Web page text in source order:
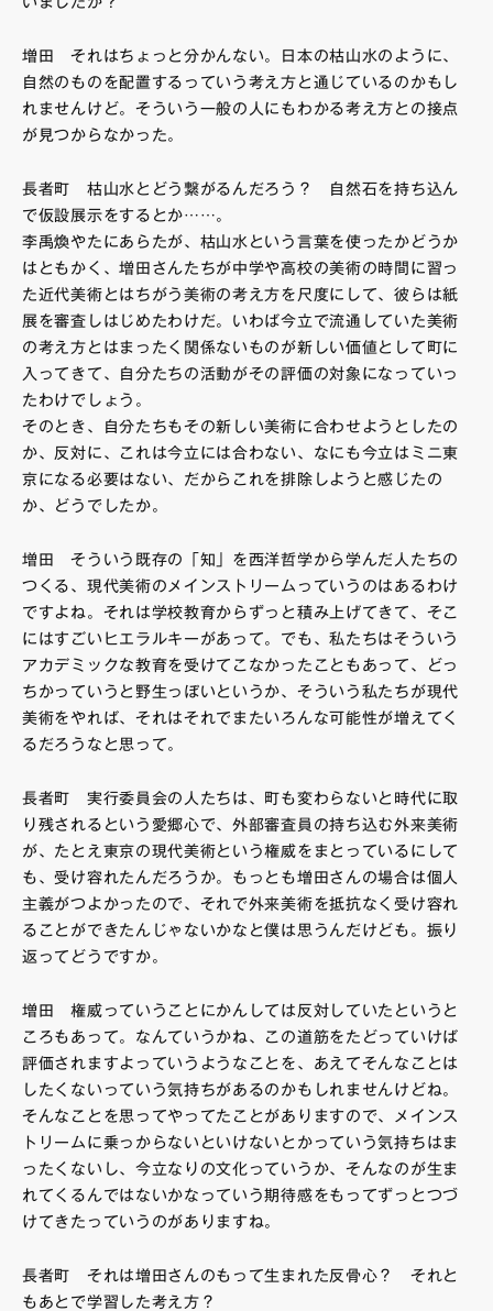
増田 それはちょっと分かんない。日本の枯山水のように、
自然のものを配置するっていう考え方と通じているのかもし
れませんけど。そういう一般の人にもわかる考え方との接点
が見つからなかった。
長者町 枯山水とどう繋がるんだろう？ 自然石を持ち込ん
で仮設展示をするとか……。
李禹煥やたにあらたが、枯山水という言葉を使ったかどうか
はともかく、増田さんたちが中学や高校の美術の時間に習っ
た近代美術とはちがう美術の考え方を尺度にして、彼らは紙
展を審査しはじめたわけだ。いわば今立で流通していた美術
の考え方とはまったく関係ないものが新しい価値として町に
入ってきて、自分たちの活動がその評価の対象になっていっ
たわけでしょう。
そのとき、自分たちもその新しい美術に合わせようとしたの
か、反対に、これは今立には合わない、なにも今立はミニ東
京になる必要はない、だからこれを排除しようと感じたの
か、どうでしたか。
増田 そういう既存の「知」を西洋哲学から学んだ人たちの
つくる、現代美術のメインストリームっていうのはあるわけ
ですよね。それは学校教育からずっと積み上げてきて、そこ
にはすごいヒエラルキーがあって。でも、私たちはそういう
アカデミックな教育を受けてこなかったこともあって、どっ
ちかっていうと野生っぽいというか、そういう私たちが現代
美術をやれば、それはそれでまたいろんな可能性が増えてく
るだろうなと思って。
長者町 実行委員会の人たちは、町も変わらないと時代に取
り残されるという愛郷心で、外部審査員の持ち込む外来美術
が、たとえ東京の現代美術という権威をまとっているにして
も、受け容れたんだろうか。もっとも増田さんの場合は個人
主義がつよかったので、それで外来美術を抵抗なく受け容れ
ることができたんじゃないかなと僕は思うんだけども。振り
返ってどうですか。
増田 権威っていうことにかんしては反対していたというと
ころもあって。なんていうかね、この道筋をたどっていけば
評価されますよっていうようなことを、あえてそんなことは
したくないっていう気持ちがあるのかもしれませんけどね。
そんなことを思ってやってたことがありますので、メインス
トリームに乗っからないといけないとかっていう気持ちはま
ったくないし、今立なりの文化っていうか、そんなのが生ま
れてくるんではないかなっていう期待感をもってずっとつづ
けてきたっていうのがありますね。
長者町 それは増田さんのもって生まれた反骨心？ それと
もあとで学習した考え方？